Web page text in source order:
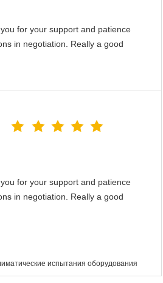
for your support and patience
in negotiation. Really a good
for your support and patience
in negotiation. Really a good
испытания оборудования